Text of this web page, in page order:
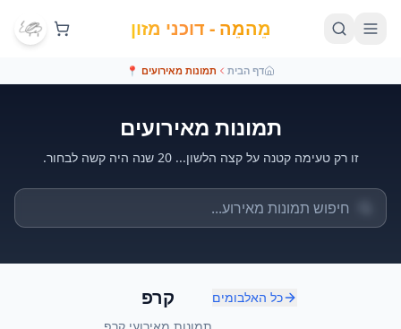
מֵהמֵה - דוכני מזון
דף הבית תמונות מאירועים 📍
תמונות מאירועים
זו רק טעימה קטנה על קצה הלשון... 20 שנה היה קשה לבחור.
כל האלבומים קרפ